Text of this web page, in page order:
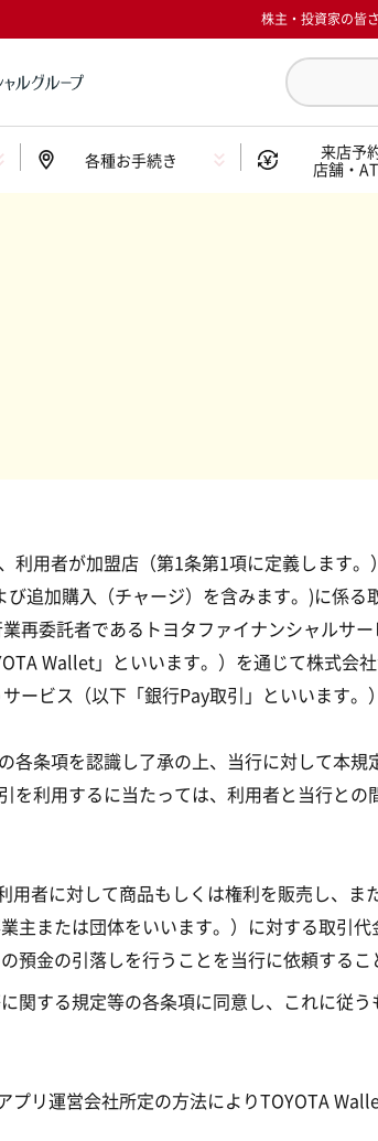
各種お手続き
来店予
店舗・
株主・投資家の皆
利用者が加盟店（第1条第1項に定義します
追加購入（チャージ）を含みます。)に係
再委託者であるトヨタファイナンシャルサ
Wallet」といいます。）を通じて株式会
ービス（以下「銀行Pay取引」といいます
条項を認識し了承の上、当行に対して本
利用するに当たっては、利用者と当行との
者に対して商品もしくは権利を販売し、
主または団体をいいます。）に対する取引
預金の引落しを行うことを当行に依頼する
する規定等の各条項に同意し、これに従う
リ運営会社所定の方法によりTOYOTA